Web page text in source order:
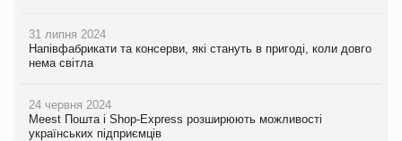
31 липня 2024
Напівфабрикати та консерви, які стануть в пригоді, коли довго
нема світла
24 червня 2024
Meest Пошта і Shop-Express розширюють можливості
українських підприємців